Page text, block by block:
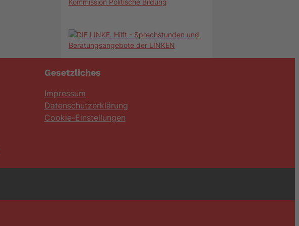
Kommission Politische Bildung
Gesetzliches
Impressum
Datenschutzerklärung
Cookie-Einstellungen